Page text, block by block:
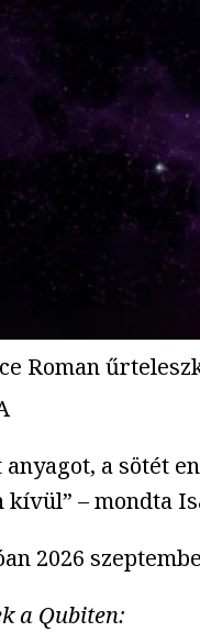
Roman
anyagot, a sötét
– mondta
2026
a Qubiten: